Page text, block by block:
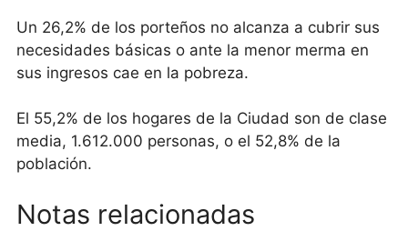
Un 26,2% de los porteños no alcanza a cubrir sus
necesidades básicas o ante la menor merma en
sus ingresos cae en la pobreza.
El 55,2% de los hogares de la Ciudad son de clase
media, 1.612.000 personas, o el 52,8% de la
población.
Notas relacionadas